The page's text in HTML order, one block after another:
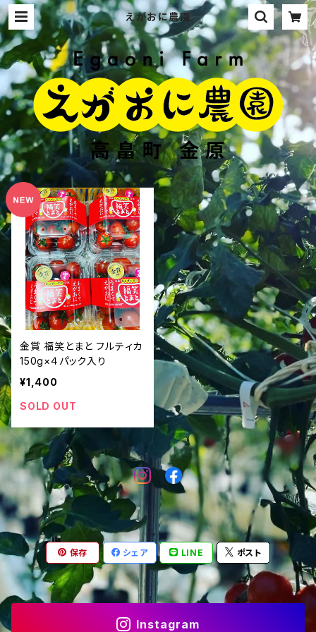
えがおに農園
金賞 福笑とまと フルティカ
150g×４パック入り
¥1,400
SOLD OUT
保存 シェア LINE ポスト
Instagram